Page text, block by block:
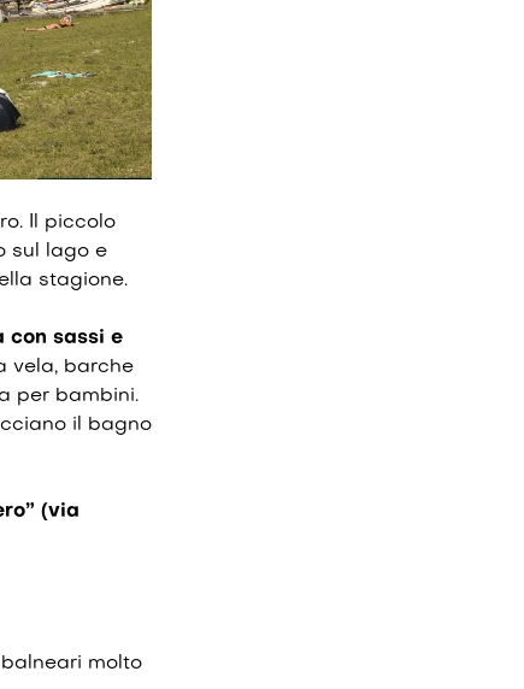
Il piccolo
sul lago e
stagione.
con sassi e
vela, barche
per bambini.
il bagno
(via
molto